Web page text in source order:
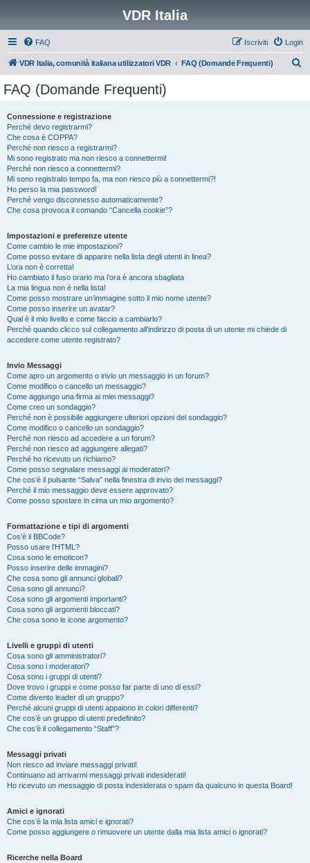
VDR Italia
FAQ Login
Iscriviti
VDR Italia, comunità italiana utilizzatori VDR FAQ (Domande Frequenti)
FAQ (Domande Frequenti)
Connessione e registrazione
Perché devo registrarmi?
Che cosa è COPPA?
Perché non riesco a registrarmi?
Mi sono registrato ma non riesco a connettermi!
Perché non riesco a connettermi?
Mi sono registrato tempo fa, ma non riesco più a connettermi?!
Ho perso la mia password!
Perché vengo disconnesso automaticamente?
Che cosa provoca il comando “Cancella cookie”?
Impostazioni e preferenze utente
Come cambio le mie impostazioni?
Come posso evitare di apparire nella lista degli utenti in linea?
L’ora non è corretta!
Ho cambiato il fuso orario ma l’ora è ancora sbagliata
La mia lingua non è nella lista!
Come posso mostrare un’immagine sotto il mio nome utente?
Come posso inserire un avatar?
Qual è il mio livello e come faccio a cambiarlo?
Perché quando clicco sul collegamento all’indirizzo di posta di un utente mi chiede di
accedere come utente registrato?
Invio Messaggi
Come apro un argomento o invio un messaggio in un forum?
Come modifico o cancello un messaggio?
Come aggiungo una firma ai miei messaggi?
Come creo un sondaggio?
Perché non è possibile aggiungere ulteriori opzioni del sondaggio?
Come modifico o cancello un sondaggio?
Perché non riesco ad accedere a un forum?
Perché non riesco ad aggiungere allegati?
Perché ho ricevuto un richiamo?
Come posso segnalare messaggi ai moderatori?
Che cos’è il pulsante “Salva” nella finestra di invio dei messaggi?
Perché il mio messaggio deve essere approvato?
Come posso spostare in cima un mio argomento?
Formattazione e tipi di argomenti
Cos’è il BBCode?
Posso usare l’HTML?
Cosa sono le emoticon?
Posso inserire delle immagini?
Che cosa sono gli annunci globali?
Cosa sono gli annunci?
Cosa sono gli argomenti importanti?
Cosa sono gli argomenti bloccati?
Che cosa sono le icone argomento?
Livelli e gruppi di utenti
Cosa sono gli amministratori?
Cosa sono i moderatori?
Cosa sono i gruppi di utenti?
Dove trovo i gruppi e come posso far parte di uno di essi?
Come divento leader di un gruppo?
Perché alcuni gruppi di utenti appaiono in colori differenti?
Che cos’è un gruppo di utenti predefinito?
Che cos’è il collegamento “Staff”?
Messaggi privati
Non riesco ad inviare messaggi privati!
Continuano ad arrivarmi messaggi privati indesiderati!
Ho ricevuto un messaggio di posta indesiderata o spam da qualcuno in questa Board!
Amici e ignorati
Che cos’è la mia lista amici e ignorati?
Come posso aggiungere o rimuovere un utente dalla mia lista amici o ignorati?
Ricerche nella Board